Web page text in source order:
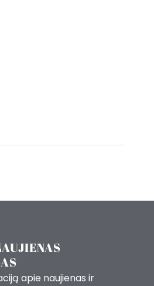
apie naujienas ir